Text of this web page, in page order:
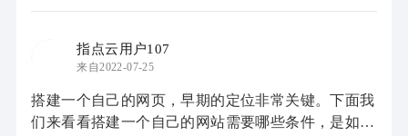
指点云用户107
来自2022-07-25
搭建一个自己的网页，早期的定位非常关键。下面我
们来看看搭建一个自己的网站需要哪些条件，是如何